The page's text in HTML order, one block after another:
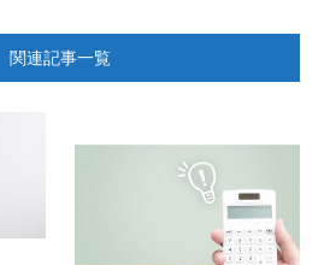
関連記事一覧